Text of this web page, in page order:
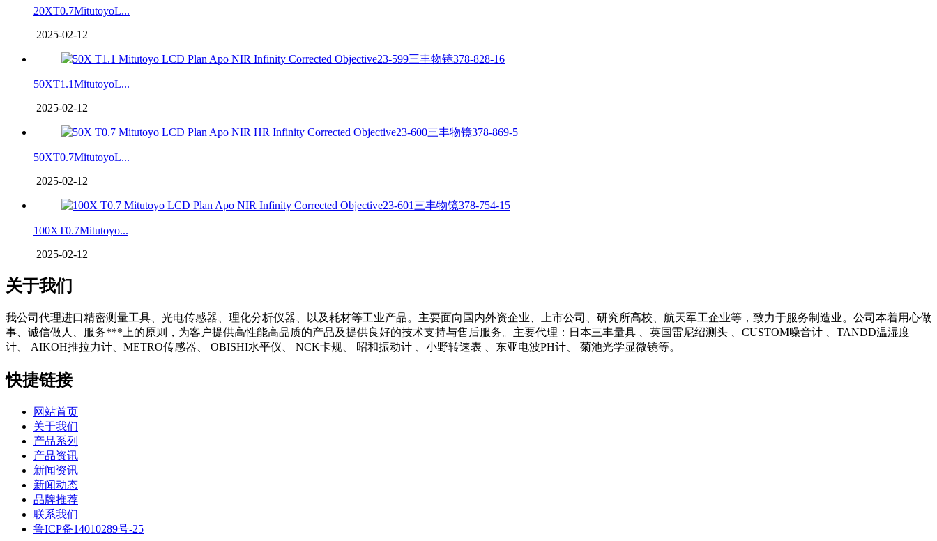
20XT0.7MitutoyoL...
2025-02-12
50XT1.1MitutoyoL...
2025-02-12
50XT0.7MitutoyoL...
2025-02-12
100XT0.7Mitutoyo...
2025-02-12
关于我们
我公司代理进口精密测量工具、光电传感器、理化分析仪器、以及耗材等工业产品。主要面向国内外资企业、上市公司、研究所高校、航天军工企业等，致力于服务制造业。公司本着用心做
事、诚信做人、服务***上的原则，为客户提供高性能高品质的产品及提供良好的技术支持与售后服务。主要代理：日本三丰量具 、英国雷尼绍测头 、CUSTOM噪音计 、TANDD温湿度
计、 AIKOH推拉力计、METRO传感器、 OBISHI水平仪、 NCK卡规、 昭和振动计 、小野转速表 、东亚电波PH计、 菊池光学显微镜等。
快捷链接
网站首页
关于我们
产品系列
产品资讯
新闻资讯
新闻动态
品牌推荐
联系我们
鲁ICP备14010289号-25